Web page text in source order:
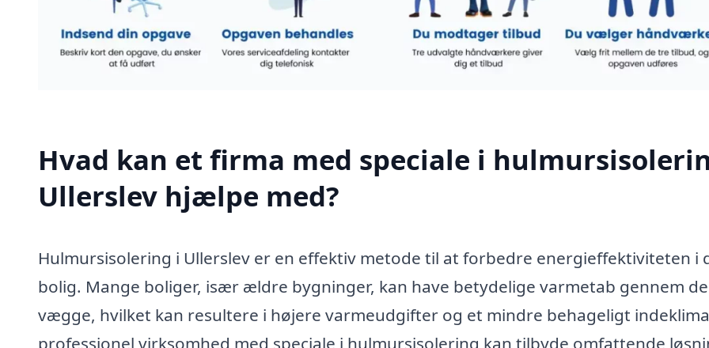
Hvad kan et firma med speciale i
Ullerslev hjælpe med?
Hulmursisolering i Ullerslev er en effektiv metode til at forbedre energieffektiviteten i
bolig. Mange boliger, især ældre bygninger, kan have betydelige varmetab gennem
vægge, hvilket kan resultere i højere varmeudgifter og et mindre behageligt
professionel virksomhed med speciale i hulmursisolering kan tilbyde omfattende